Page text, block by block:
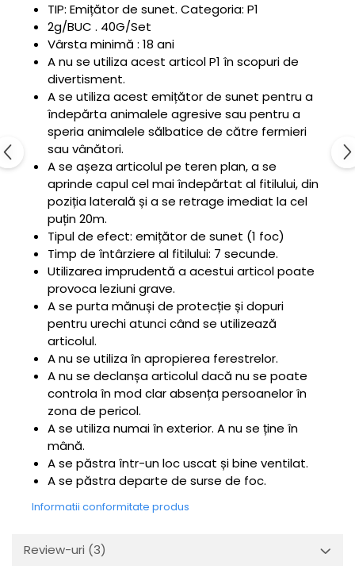
TIP: Emițător de sunet. Categoria: P1
2g/BUC . 40G/Set
Vârsta minimă : 18 ani
A nu se utiliza acest articol P1 în scopuri de
divertisment.
A se utiliza acest emițător de sunet pentru a
îndepărta animalele agresive sau pentru a
speria animalele sălbatice de către fermieri
sau vânători.
A se așeza articolul pe teren plan, a se
aprinde capul cel mai îndepărtat al fitilului, din
poziția laterală și a se retrage imediat la cel
puțin 20m.
Tipul de efect: emițător de sunet (1 foc)
Timp de întârziere al fitilului: 7 secunde.
Utilizarea imprudentă a acestui articol poate
provoca leziuni grave.
A se purta mănuși de protecție și dopuri
pentru urechi atunci când se utilizează
articolul.
A nu se utiliza în apropierea ferestrelor.
A nu se declanșa articolul dacă nu se poate
controla în mod clar absența persoanelor în
zona de pericol.
A se utiliza numai în exterior. A nu se ține în
mână.
A se păstra într-un loc uscat și bine ventilat.
A se păstra departe de surse de foc.
Informatii conformitate produs
Review-uri (3)